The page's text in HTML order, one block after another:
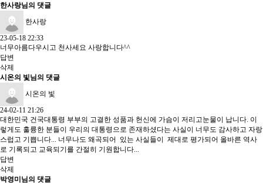
한사랑님의 댓글
한사랑
23-05-18 22:33
너무아름다우시고 천사세요 사랑합니다^^
답변
삭제
시온의 빛님의 댓글
시온의 빛
24-02-11 21:26
대한민국 건국대통령 부부의 고결한 성품과 헌신에 가슴이 저리고눈물이 납니다. 이
렇게도 훌륭한 분들이 우리의 대통령으로 존재하셨다는 사실이 너무도 감사하고 자랑
스럽고 기쁩니다... 너무나도 왜곡되어 있는 사실들이 제대로 평가되어 올바른 역사
로 기록되고 교육되기를 간절히 기원합니다...
답변
삭제
박영미님의 댓글